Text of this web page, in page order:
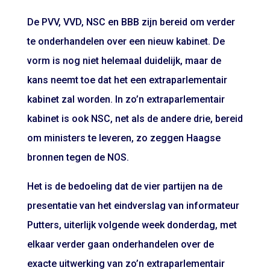
De PVV, VVD, NSC en BBB zijn bereid om verder
te onderhandelen over een nieuw kabinet. De
vorm is nog niet helemaal duidelijk, maar de
kans neemt toe dat het een extraparlementair
kabinet zal worden. In zo’n extraparlementair
kabinet is ook NSC, net als de andere drie, bereid
om ministers te leveren, zo zeggen Haagse
bronnen tegen de NOS.
Het is de bedoeling dat de vier partijen na de
presentatie van het eindverslag van informateur
Putters, uiterlijk volgende week donderdag, met
elkaar verder gaan onderhandelen over de
exacte uitwerking van zo’n extraparlementair